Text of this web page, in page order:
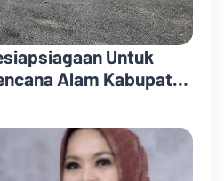
Untuk
Alam Kabupaten